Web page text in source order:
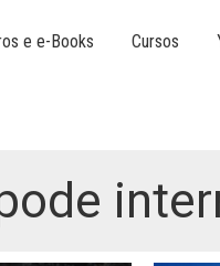
e e-Books Cursos